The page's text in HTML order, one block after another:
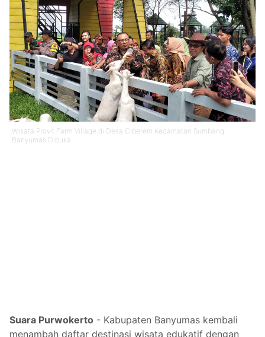
Wisata Provit Farm Village di Desa Ciberem Kecamatan Sumbang
Banyumas Dibuka
Suara Purwokerto - Kabupaten Banyumas kembali
menambah daftar destinasi wisata edukatif dengan